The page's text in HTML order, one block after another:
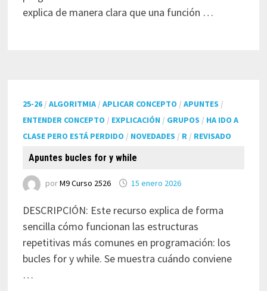
explica de manera clara que una función …
25-26 /ALGORITMIA /APLICAR CONCEPTO /APUNTES /
ENTENDER CONCEPTO / EXPLICACIÓN / GRUPOS / HA IDO A
CLASE PERO ESTÁ PERDIDO / NOVEDADES / R / REVISADO
Apuntes bucles for y while
porM9 Curso 2526 15 enero 2026
DESCRIPCIÓN: Este recurso explica de forma
sencilla cómo funcionan las estructuras
repetitivas más comunes en programación: los
bucles for y while. Se muestra cuándo conviene
…